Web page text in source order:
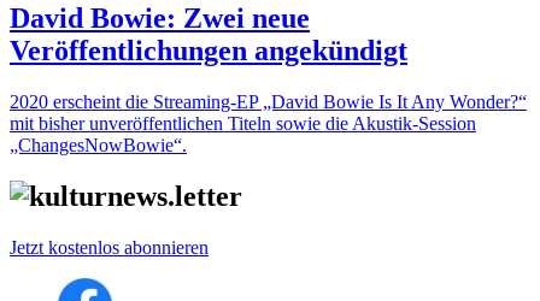
David Bowie: Zwei neue
Veröffentlichungen angekündigt
2020 erscheint die Streaming-EP „David Bowie Is It Any Wonder?“
mit bisher unveröffentlichen Titeln sowie die Akustik-Session
„ChangesNowBowie“.
Jetzt kostenlos abonnieren